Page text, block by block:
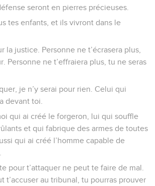
seront en pierres précieuses.
tes enfants, et ils vivront dans le
la justice. Personne ne t’écrasera plus,
Personne ne t’effraiera plus, tu ne seras
je n’y serai pour rien. Celui qui
devant toi.
qui ai créé le forgeron, lui qui souffle
et qui fabrique des armes de toutes
qui ai créé l’homme capable de
pour t’attaquer ne peut te faire de mal.
t’accuser au tribunal, tu pourras prouver